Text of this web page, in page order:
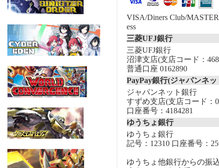
VISA/Diners Club/
ess
三菱UFJ銀行
三菱UFJ銀行
沼津支店(支店コード：
普通口座 0162890
PayPay銀行(ジャパンネ
ジャパンネット銀行
すずめ支店(支店コード：
口座番号：4184281
ゆうちょ銀行
ゆうちょ銀行
記号：12310 口座番号：
ゆうちょ他銀行からの振